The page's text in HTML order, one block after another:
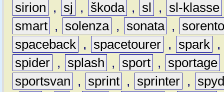
sirion
, sj , škoda , sl , sl-klasse
smart , solenza , sonata ,
spaceback , spacetourer , spark ,
spider , splash , sport , sportage
sportsvan
, sprint , sprinter ,